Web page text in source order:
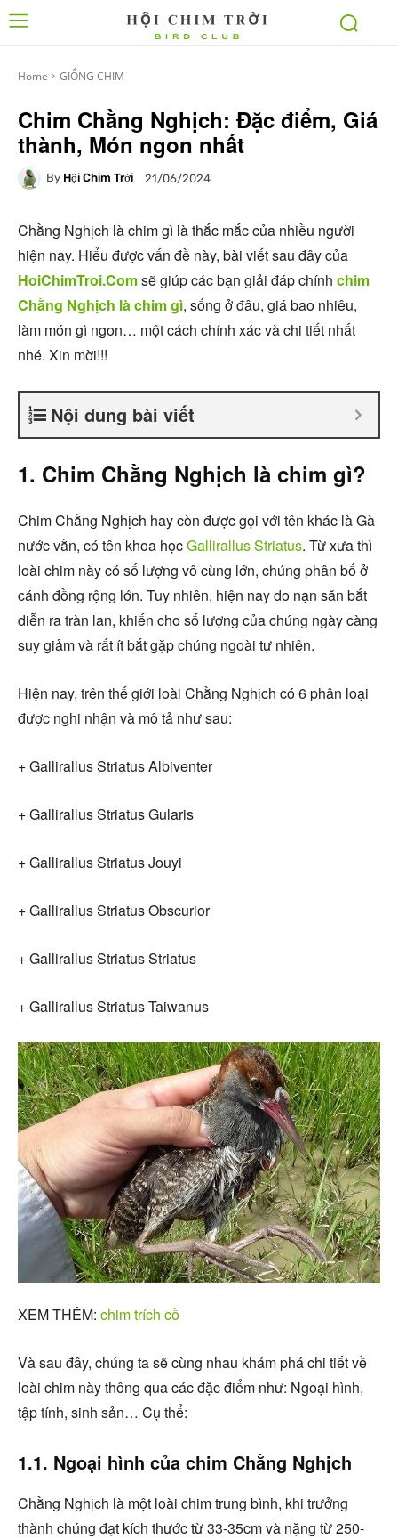
Home GIỐNG CHIM
Chim Chằng Nghịch: Đặc điểm, Giá
thành, Món ngon nhất
By Hội Chim Trời 21/06/2024
Chằng Nghịch là chim gì là thắc mắc của nhiều người
hiện nay. Hiểu được vấn đề này, bài viết sau đây của
HoiChimTroi.Comsẽ giúp các bạn giải đáp chính chim
Chằng Nghịch là chim gì, sống ở đâu, giá bao nhiêu,
làm món gì ngon… một cách chính xác và chi tiết nhất
nhé. Xin mời!!!
Nội dung bài viết
1. Chim Chằng Nghịch là chim gì?
Chim Chằng Nghịch hay còn được gọi với tên khác là Gà
nước vằn, có tên khoa họcGallirallus Striatus. Từ xưa thì
loài chim này có số lượng vô cùng lớn, chúng phân bố ở
cánh đồng rộng lớn. Tuy nhiên, hiện nay do nạn săn bắt
diễn ra tràn lan, khiến cho số lượng của chúng ngày càng
suy giảm và rất ít bắt gặp chúng ngoài tự nhiên.
Hiện nay, trên thế giới loài Chằng Nghịch có 6 phân loại
được nghi nhận và mô tả như sau:
+ Gallirallus Striatus Albiventer
+ Gallirallus Striatus Gularis
+ Gallirallus Striatus Jouyi
+ Gallirallus Striatus Obscurior
+ Gallirallus Striatus Striatus
+ Gallirallus Striatus Taiwanus
XEM THÊM: chim trích cồ
Và sau đây, chúng ta sẽ cùng nhau khám phá chi tiết về
loài chim này thông qua các đặc điểm như: Ngoại hình,
tập tính, sinh sản… Cụ thể:
1.1. Ngoại hình của chim Chằng Nghịch
Chằng Nghịch là một loài chim trung bình, khi trưởng
thành chúng đạt kích thước từ 33-35cm và nặng từ 250-